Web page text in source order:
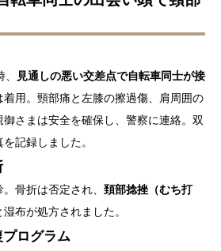
見通しの悪い交差点で自転車同士が接
着用。頸部痛と左膝の擦過傷、肩周囲の
さまは安全を確保し、警察に連絡。双
記録しました。
骨折は否定され、 頚部捻挫（むち打
布が処方されました。
ログラム